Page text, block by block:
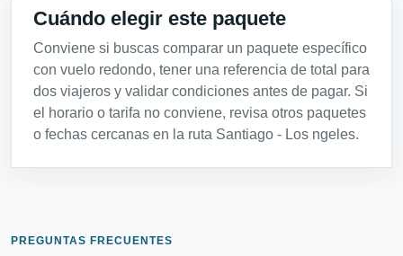
Cuándo elegir este paquete
Conviene si buscas comparar un paquete específico
con vuelo redondo, tener una referencia de total para
dos viajeros y validar condiciones antes de pagar. Si
el horario o tarifa no conviene, revisa otros paquetes
o fechas cercanas en la ruta Santiago - Los ngeles.
PREGUNTAS FRECUENTES